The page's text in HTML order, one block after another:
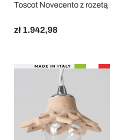
Toscot Novecento z rozetą
zł 1.942,98